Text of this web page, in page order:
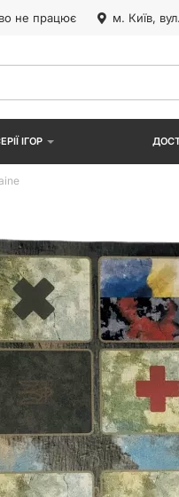
не працює м. Київ,
ІГОР